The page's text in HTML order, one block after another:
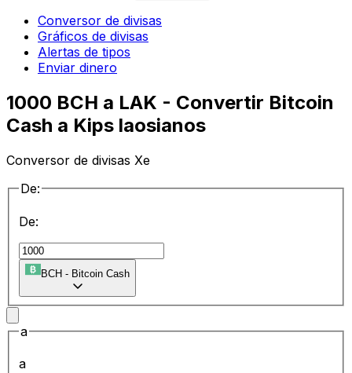
Conversor de divisas
Gráficos de divisas
Alertas de tipos
Enviar dinero
1000 BCH a LAK - Convertir Bitcoin
Cash a Kips laosianos
Conversor de divisas Xe
De:
De:
BCH - Bitcoin Cash
a
a